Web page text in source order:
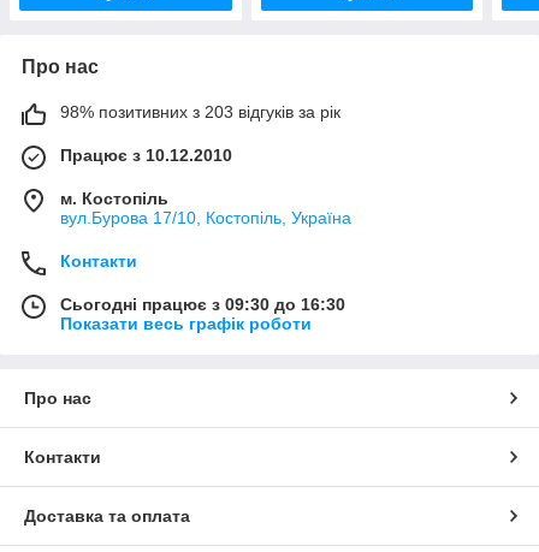
Про нас
98% позитивних з 203 відгуків за рік
Працює з 10.12.2010
м. Костопіль
вул.Бурова 17/10, Костопіль, Україна
Контакти
Сьогодні працює з 09:30 до 16:30
Показати весь графік роботи
Про нас
Контакти
Доставка та оплата